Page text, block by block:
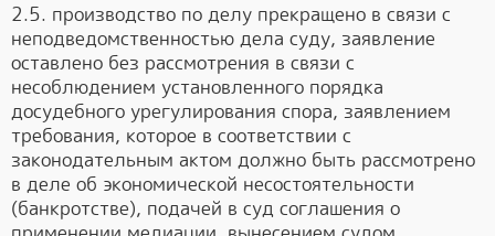
2.5. производство по делу прекращено в связи с
неподведомственностью дела суду, заявление
оставлено без рассмотрения в связи с
несоблюдением установленного порядка
досудебного урегулирования спора, заявлением
требования, которое в соответствии с
законодательным актом должно быть рассмотрено
в деле об экономической несостоятельности
(банкротстве), подачей в суд соглашения о